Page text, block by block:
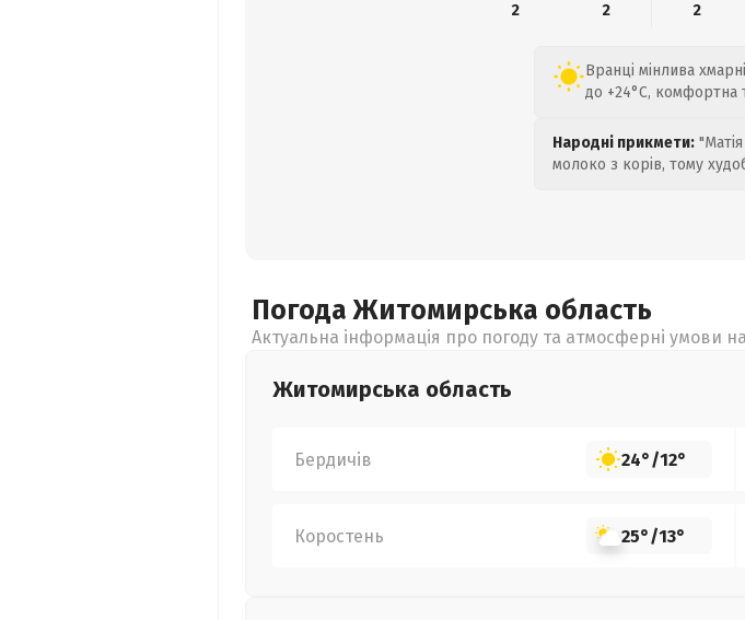
2
2 2
Вранці мінлива
до +24°C, комфортна
Народні прикмети:
молоко з корів, тому
Погода Житомирська область
Актуальна інформація про погоду та атмосферні умови на
Житомирська область
Бердичів 24°/12°
Коростень 25°/13°